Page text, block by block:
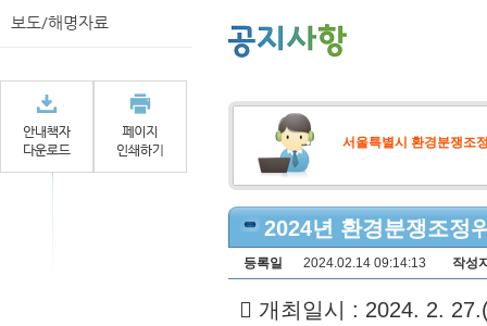
보도/해명자료
서울특별시 환경분쟁조
2024년 환경분쟁조정
등록일 2024.02.14 09:14:13 작성
󰏚 개최일시 : 2024. 2.